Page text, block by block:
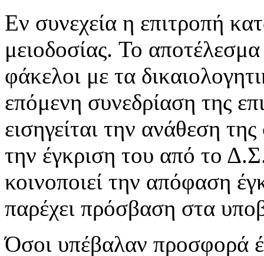
Εν συνεχεία η επιτροπή
μειοδοσίας. To
φάκελοι με τα
επόμενη συνεδρίαση της
εισηγείται την ανάθεση
την έγκριση του από το
κοινοποιεί την απόφαση
παρέχει πρόσβαση στα
Όσοι υπέβαλαν προσφορά